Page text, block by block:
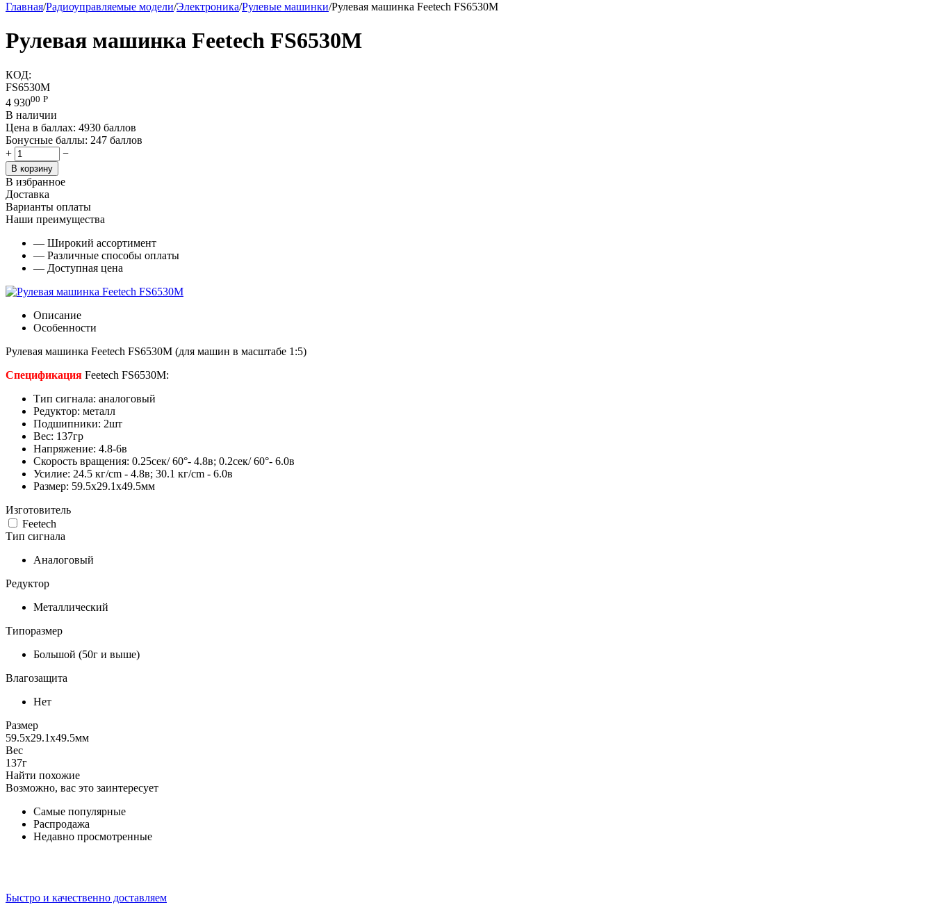
Главная/Радиоуправляемые модели/Электроника/Рулевые машинки/Рулевая машинка Feetech FS6530M
Рулевая машинка Feetech FS6530M
КОД:
FS6530M
4 93000 Р
В наличии
Цена в баллах: 4930 баллов
Бонусные баллы: 247 баллов
+
−
В корзину
В избранное
Доставка
Варианты оплаты
Наши преимущества
— Широкий ассортимент
— Различные способы оплаты
— Доступная цена
Описание
Особенности
Рулевая машинка Feetech FS6530M (для машин в масштабе 1:5)
Спецификация Feetech FS6530M:
Тип сигнала: аналоговый
Редуктор: металл
Подшипники: 2шт
Вес: 137гр
Напряжение: 4.8-6в
Скорость вращения: 0.25сек/ 60°- 4.8в; 0.2cек/ 60°- 6.0в
Усилие: 24.5 кг/cm - 4.8в; 30.1 кг/cm - 6.0в
Размер: 59.5х29.1х49.5мм
Изготовитель
Feetech
Тип сигнала
Аналоговый
Редуктор
Металлический
Типоразмер
Большой (50г и выше)
Влагозащита
Нет
Размер
59.5х29.1х49.5мм
Вес
137г
Найти похожие
Возможно, вас это заинтересует
Самые популярные
Распродажа
Недавно просмотренные
Быстро и качественно доставляем